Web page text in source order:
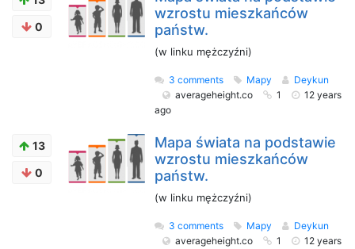
0
wzrostu mieszkańców
państw.
(w linku mężczyźni)
3 comments Mapy
Deykun
averageheight.co
1
12 years
ago
13
0
Mapa świata na podstawie
wzrostu mieszkańców
państw.
(w linku mężczyźni)
3 comments Mapy
Deykun
averageheight.co
1
12 years